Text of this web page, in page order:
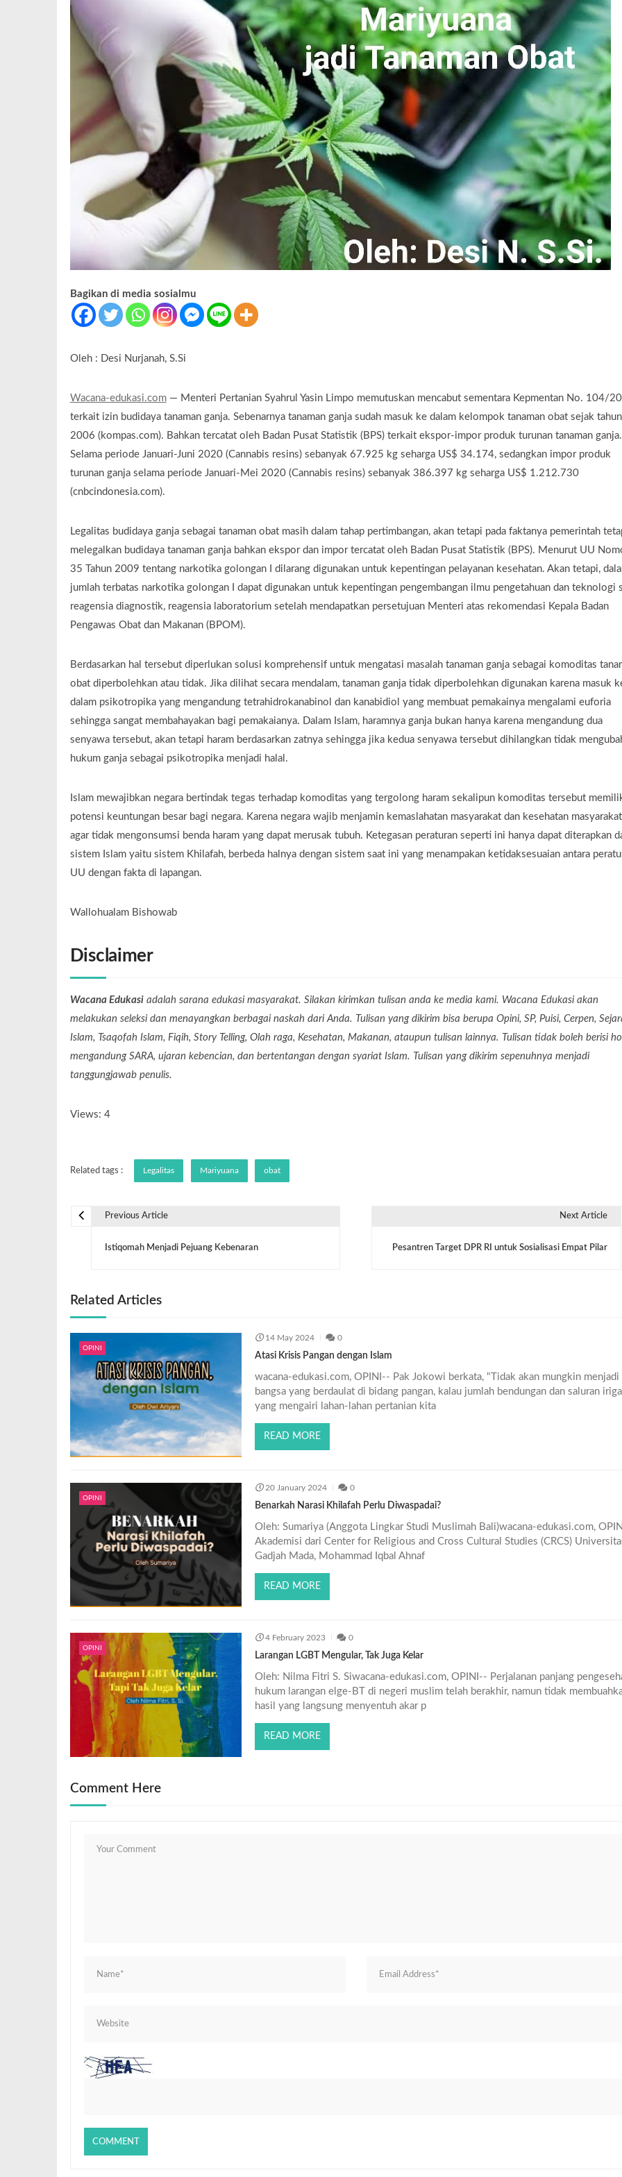
Bagikan di media sosialmu
Oleh : Desi Nurjanah, S.Si
Wacana-edukasi.com— Menteri Pertanian Syahrul Yasin Limpo memutuskan mencabut sementara Kepmentan No. 104/
terkait izin budidaya tanaman ganja. Sebenarnya tanaman ganja sudah masuk ke dalam kelompok tanaman obat sejak tahun
2006 (kompas.com). Bahkan tercatat oleh Badan Pusat Statistik (BPS) terkait ekspor-impor produk turunan tanaman ganja.
Selama periode Januari-Juni 2020 (Cannabis resins) sebanyak 67.925 kg seharga US$ 34.174, sedangkan impor produk
turunan ganja selama periode Januari-Mei 2020 (Cannabis resins) sebanyak 386.397 kg seharga US$ 1.212.730
(cnbcindonesia.com).
Legalitas budidaya ganja sebagai tanaman obat masih dalam tahap pertimbangan, akan tetapi pada faktanya pemerintah
melegalkan budidaya tanaman ganja bahkan ekspor dan impor tercatat oleh Badan Pusat Statistik (BPS). Menurut UU
35 Tahun 2009 tentang narkotika golongan I dilarang digunakan untuk kepentingan pelayanan kesehatan. Akan tetapi,
jumlah terbatas narkotika golongan I dapat digunakan untuk kepentingan pengembangan ilmu pengetahuan dan teknologi
reagensia diagnostik, reagensia laboratorium setelah mendapatkan persetujuan Menteri atas rekomendasi Kepala Badan
Pengawas Obat dan Makanan (BPOM).
Berdasarkan hal tersebut diperlukan solusi komprehensif untuk mengatasi masalah tanaman ganja sebagai komoditas
obat diperbolehkan atau tidak. Jika dilihat secara mendalam, tanaman ganja tidak diperbolehkan digunakan karena masuk
dalam psikotropika yang mengandung tetrahidrokanabinol dan kanabidiol yang membuat pemakainya mengalami euforia
sehingga sangat membahayakan bagi pemakaianya. Dalam Islam, haramnya ganja bukan hanya karena mengandung dua
senyawa tersebut, akan tetapi haram berdasarkan zatnya sehingga jika kedua senyawa tersebut dihilangkan tidak
hukum ganja sebagai psikotropika menjadi halal.
Islam mewajibkan negara bertindak tegas terhadap komoditas yang tergolong haram sekalipun komoditas tersebut
potensi keuntungan besar bagi negara. Karena negara wajib menjamin kemaslahatan masyarakat dan kesehatan masyarakat
agar tidak mengonsumsi benda haram yang dapat merusak tubuh. Ketegasan peraturan seperti ini hanya dapat diterapkan
sistem Islam yaitu sistem Khilafah, berbeda halnya dengan sistem saat ini yang menampakan ketidaksesuaian antara
UU dengan fakta di lapangan.
Wallohualam Bishowab
Disclaimer
Wacana Edukasiadalah sarana edukasi masyarakat. Silakan kirimkan tulisan anda ke media kami. Wacana Edukasi akan
melakukan seleksi dan menayangkan berbagai naskah dari Anda. Tulisan yang dikirim bisa berupa Opini, SP, Puisi, Cerpen,
Islam, Tsaqofah Islam, Fiqih, Story Telling, Olah raga, Kesehatan, Makanan, ataupun tulisan lainnya. Tulisan tidak boleh berisi
mengandung SARA, ujaran kebencian, dan bertentangan dengan syariat Islam. Tulisan yang dikirim sepenuhnya menjadi
tanggungjawab penulis.
Views: 4
Related tags : Legalitas Mariyuana obat
Previous Article
Istiqomah Menjadi Pejuang Kebenaran
Next Article
Pesantren Target DPR RI untuk Sosialisasi Empat Pilar
Related Articles
OPINI
14 May 2024 0
Atasi Krisis Pangan dengan Islam
wacana-edukasi.com, OPINI-- Pak Jokowi berkata, "Tidak akan mungkin menjadi
bangsa yang berdaulat di bidang pangan, kalau jumlah bendungan dan saluran
yang mengairi lahan-lahan pertanian kita
READ MORE
OPINI
20 January 2024 0
Benarkah Narasi Khilafah Perlu Diwaspadai?
Oleh: Sumariya (Anggota Lingkar Studi Muslimah Bali)wacana-edukasi.com,
Akademisi dari Center for Religious and Cross Cultural Studies (CRCS)
Gadjah Mada, Mohammad Iqbal Ahnaf
READ MORE
OPINI
4 February 2023 0
Larangan LGBT Mengular, Tak Juga Kelar
Oleh: Nilma Fitri S. Siwacana-edukasi.com, OPINI-- Perjalanan panjang
hukum larangan elge-BT di negeri muslim telah berakhir, namun tidak
hasil yang langsung menyentuh akar p
READ MORE
Comment Here